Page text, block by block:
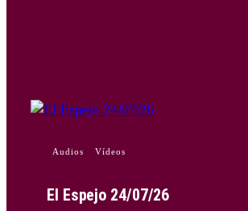
Audios Vídeos
El Espejo 24/07/26